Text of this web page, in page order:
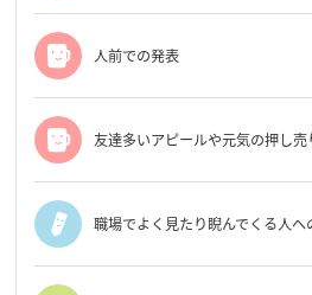
人前での発表
友達多いアピールや元気の押し売
職場でよく見たり睨んでくる人へ